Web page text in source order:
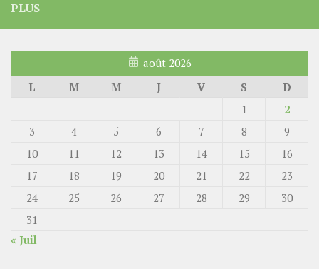
PLUS
août 2026
L
M M J V S
D
1
2
3
4 5 6 7 8
9
10
11 12 13 14 15
16
17
18 19 20 21 22
23
24
25 26 27 28 29
30
31
« Juil